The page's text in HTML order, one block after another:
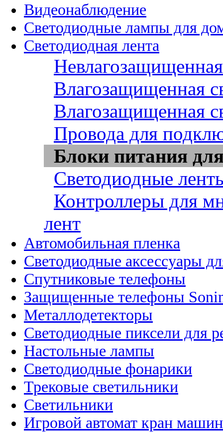
Видеонаблюдение
Светодиодные лампы для
Светодиодная лента
Влагозащищенная
Влагозащищенная
Провода для
Блоки питания
Светодиодные
Контроллеры для
лент
Автомобильная пленка
Светодиодные аксессуары
Спутниковые телефоны
Защищенные телефоны
Металлодетекторы
Светодиодные пиксели для
Настольные лампы
Светодиодные фонарики
Трековые светильники
Светильники
Игровой автомат кран